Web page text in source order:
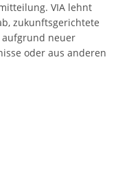
VIA lehnt
zukunftsgerichtete
aufgrund neuer
oder aus anderen